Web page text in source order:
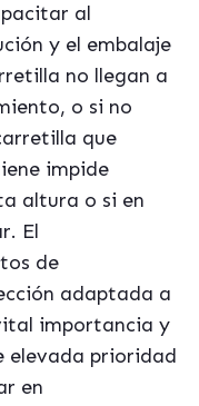
al
y el embalaje
no llegan a
o si no
que
impide
altura o si en
El
de
adaptada a
importancia y
elevada prioridad
en